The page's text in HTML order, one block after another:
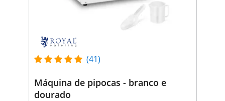
(41)
Máquina de pipocas - branco e
dourado